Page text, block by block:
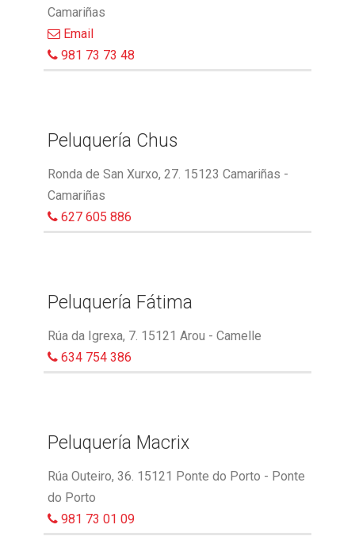
Camariñas
Email
981 73 73 48
Peluquería Chus
Ronda de San Xurxo, 27. 15123 Camariñas -
Camariñas
627 605 886
Peluquería Fátima
Rúa da Igrexa, 7. 15121 Arou - Camelle
634 754 386
Peluquería Macrix
Rúa Outeiro, 36. 15121 Ponte do Porto - Ponte
do Porto
981 73 01 09